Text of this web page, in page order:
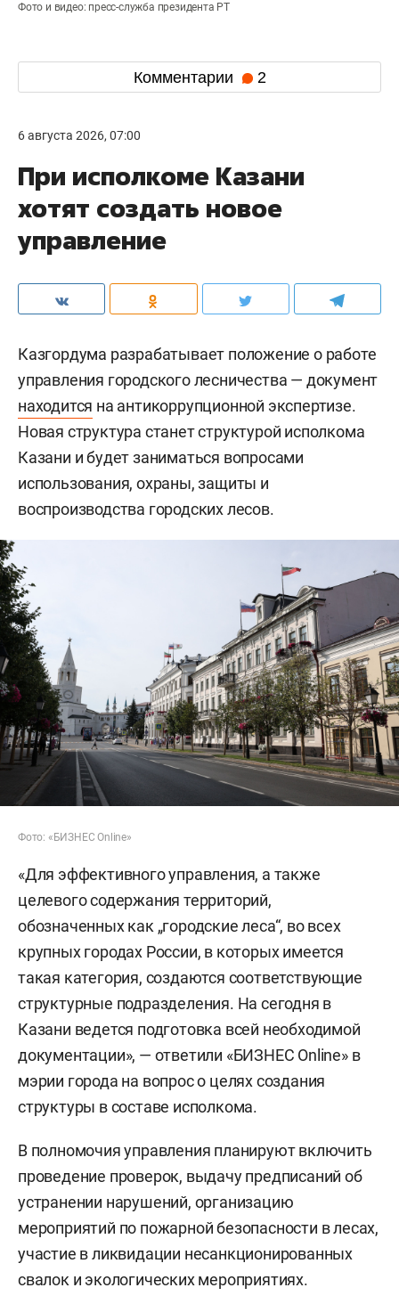
Фото и видео: пресс-служба президента РТ
Комментарии 2
6 августа 2026, 07:00
При исполкоме Казани
хотят создать новое
управление
Казгордума разрабатывает положение о работе
управления городского лесничества — документ
находится на антикоррупционной экспертизе.
Новая структура станет структурой исполкома
Казани и будет заниматься вопросами
использования, охраны, защиты и
воспроизводства городских лесов.
Фото: «БИЗНЕС Online»
«Для эффективного управления, а также
целевого содержания территорий,
обозначенных как „городские леса“, во всех
крупных городах России, в которых имеется
такая категория, создаются соответствующие
структурные подразделения. На сегодня в
Казани ведется подготовка всей необходимой
документации», — ответили «БИЗНЕС Online» в
мэрии города на вопрос о целях создания
структуры в составе исполкома.
В полномочия управления планируют включить
проведение проверок, выдачу предписаний об
устранении нарушений, организацию
мероприятий по пожарной безопасности в лесах,
участие в ликвидации несанкционированных
свалок и экологических мероприятиях.